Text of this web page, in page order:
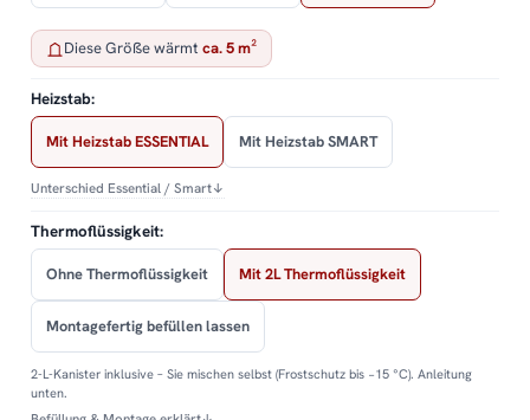
Diese Größe wärmt ca. 5 m²
Heizstab:
Mit Heizstab ESSENTIAL Mit Heizstab SMART
Unterschied Essential / Smart↓
Thermoflüssigkeit:
Ohne Thermoflüssigkeit Mit 2L Thermoflüssigkeit
Montagefertig befüllen lassen
2-L-Kanister inklusive – Sie mischen selbst (Frostschutz bis −15 °C). Anleitung
unten.